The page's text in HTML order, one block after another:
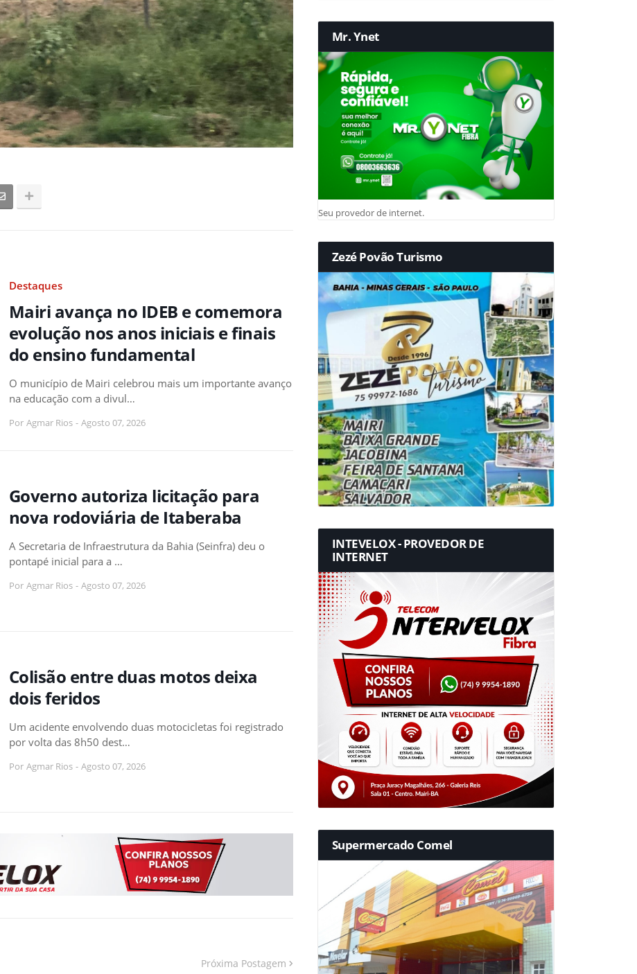
Destaques
Mairi avança no IDEB e comemora
evolução nos anos iniciais e finais
do ensino fundamental
O município de Mairi celebrou mais um importante avanço
na educação com a divul…
Por Agmar Rios - Agosto 07, 2026
Governo autoriza licitação para
nova rodoviária de Itaberaba
A Secretaria de Infraestrutura da Bahia (Seinfra) deu o
pontapé inicial para a …
Por Agmar Rios - Agosto 07, 2026
Colisão entre duas motos deixa
dois feridos
Um acidente envolvendo duas motocicletas foi registrado
por volta das 8h50 dest…
Por Agmar Rios - Agosto 07, 2026
Próxima Postagem
Mr. Ynet
Seu provedor de internet.
Zezé Povão Turismo
INTEVELOX - PROVEDOR DE
INTERNET
Supermercado Comel